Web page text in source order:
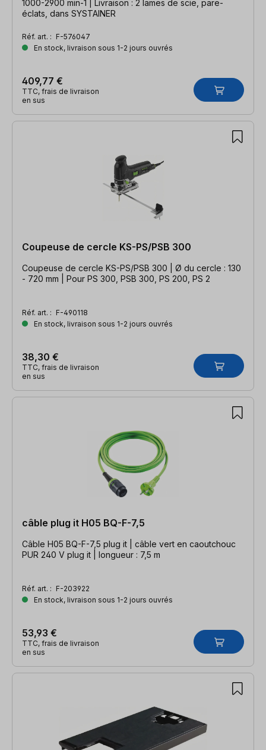
1000-2900 min-1 | Livraison : 2 lames de scie, pare-
éclats, dans SYSTAINER
Réf. art. : F-576047
En stock, livraison sous 1-2 jours ouvrés
409,77 €
TTC, frais de livraison
en sus
Coupeuse de cercle KS-PS/PSB 300
Coupeuse de cercle KS-PS/PSB 300 | Ø du cercle : 130
- 720 mm | Pour PS 300, PSB 300, PS 200, PS 2
Réf. art. : F-490118
En stock, livraison sous 1-2 jours ouvrés
38,30 €
TTC, frais de livraison
en sus
câble plug it H05 BQ-F-7,5
Câble H05 BQ-F-7,5 plug it | câble vert en caoutchouc
PUR 240 V plug it | longueur : 7,5 m
Réf. art. : F-203922
En stock, livraison sous 1-2 jours ouvrés
53,93 €
TTC, frais de livraison
en sus